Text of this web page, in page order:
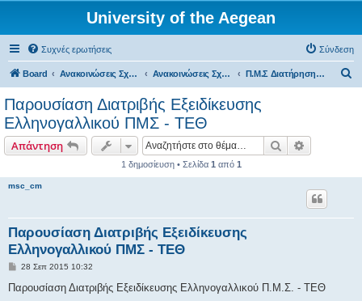
University of the Aegean
Συχνές ερωτήσεις Σύνδεση
Board Ανακοινώσεις Σχολών, Τμημάτων, Συλλόγων & Υπηρεσιών Ανακοινώσεις Σχολών & Τμημάτων (Μυτιλήνη) Π.Μ.Σ Διατήρηση της Βιοποικιλότητας
Παρουσίαση Διατριβής Εξειδίκευσης
Ελληνογαλλικού ΠΜΣ - ΤΕΘ
Απάντηση Αναζήτηση
1 δημοσίευση • Σελίδα 1 από 1
msc_cm
Παρουσίαση Διατριβής Εξειδίκευσης
Ελληνογαλλικού ΠΜΣ - ΤΕΘ
Δ
μ
ο
28 Σεπ 2015 10:32
Παρουσίαση Διατριβής Εξειδίκευσης Ελληνογαλλικού Π.Μ.Σ. - ΤΕΘ